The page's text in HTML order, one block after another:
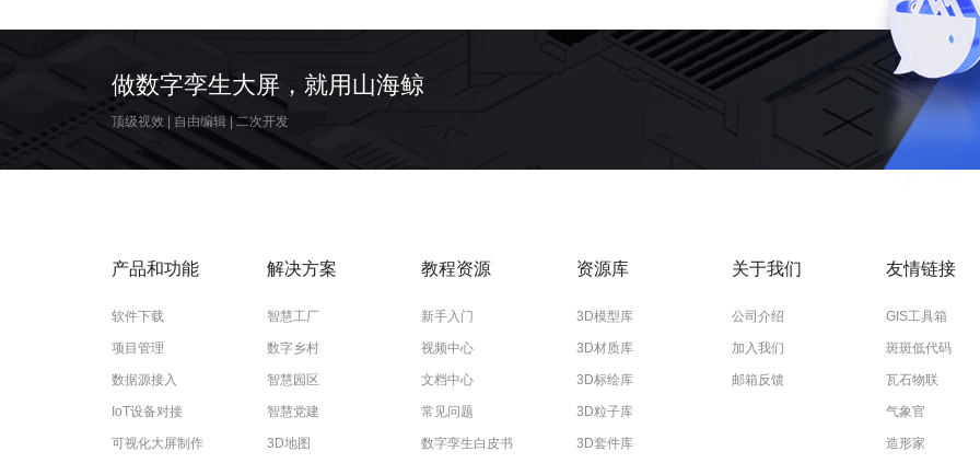
做数字孪生大屏，就用山海鲸
顶级视效 自由编辑 二次开发
产品和功能
软件下载
项目管理
数据源接入
IoT设备对接
可视化大屏制作
解决方案
智慧工厂
数字乡村
智慧园区
智慧党建
3D地图
教程资源
新手入门
视频中心
文档中心
常见问题
数字孪生白皮书
资源库
3D模型库
3D材质库
3D标绘库
3D粒子库
3D套件库
关于我们
公司介绍
加入我们
邮箱反馈
友情链接
GIS工具箱
斑斑低代码
瓦石物联
气象官
造形家